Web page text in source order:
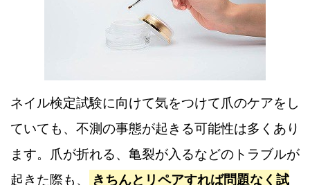
ネイル検定試験に向けて気をつけて爪のケアをし
ていても、不測の事態が起きる可能性は多くあり
ます。爪が折れる、亀裂が入るなどのトラブルが
起きた際も、
きちんとリペアすれば問題なく試